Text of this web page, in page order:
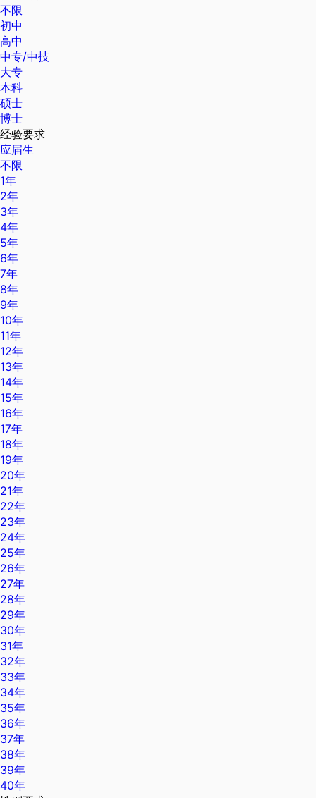
不限
初中
高中
中专/中技
大专
本科
硕士
博士
经验要求
应届生
不限
1年
2年
3年
4年
5年
6年
7年
8年
9年
10年
11年
12年
13年
14年
15年
16年
17年
18年
19年
20年
21年
22年
23年
24年
25年
26年
27年
28年
29年
30年
31年
32年
33年
34年
35年
36年
37年
38年
39年
40年